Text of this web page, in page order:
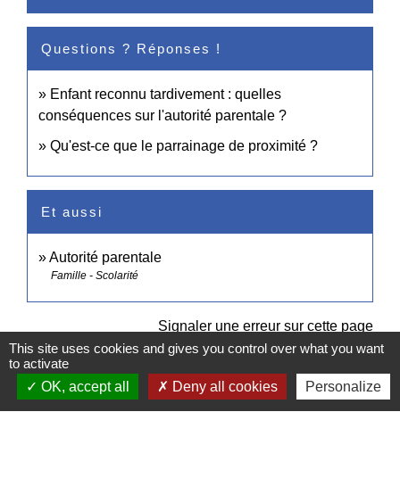
Questions ? Réponses !
Enfant reconnu tardivement : quelles
conséquences sur l'autorité parentale ?
Qu'est-ce que le parrainage de proximité ?
Et aussi
Autorité parentale
Famille - Scolarité
Signaler une erreur sur cette page
This site uses cookies and gives you control over what you want
to activate
OK, accept all
Deny all cookies Personalize